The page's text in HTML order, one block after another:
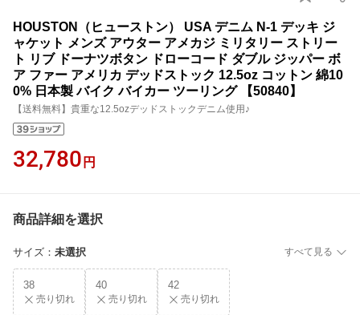
HOUSTON（ヒューストン） USA デニム N-1 デッキ ジ
ャケット メンズ アウター アメカジ ミリタリー ストリー
ト リブ ドーナツボタン ドローコード ダブル ジッパー ボ
ア ファー アメリカ デッドストック 12.5oz コットン 綿10
0% 日本製 バイク バイカー ツーリング 【50840】
【送料無料】貴重な12.5ozデッドストックデニム使用♪
32,780 円
商品詳細を選択
サイズ ： 未選択 すべて見る
38
売り切れ
40
売り切れ
42
売り切れ